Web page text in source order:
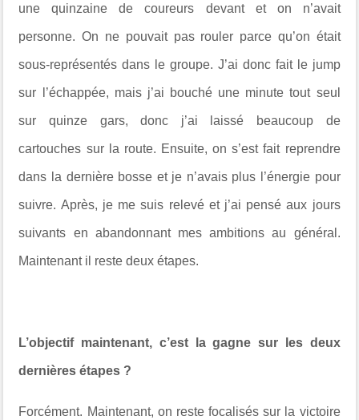
une quinzaine de coureurs devant et on n’avait
personne. On ne pouvait pas rouler parce qu’on était
sous-représentés dans le groupe. J’ai donc fait le jump
sur l’échappée, mais j’ai bouché une minute tout seul
sur quinze gars, donc j’ai laissé beaucoup de
cartouches sur la route. Ensuite, on s’est fait reprendre
dans la dernière bosse et je n’avais plus l’énergie pour
suivre. Après, je me suis relevé et j’ai pensé aux jours
suivants en abandonnant mes ambitions au général.
Maintenant il reste deux étapes.
L’objectif maintenant, c’est la gagne sur les deux
dernières étapes ?
Forcément. Maintenant, on reste focalisés sur la victoire